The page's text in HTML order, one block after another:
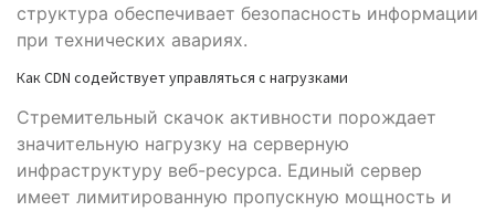
структура обеспечивает безопасность информации
при технических авариях.
Как CDN содействует управляться с нагрузками
Стремительный скачок активности порождает
значительную нагрузку на серверную
инфраструктуру веб-ресурса. Единый сервер
имеет лимитированную пропускную мощность и